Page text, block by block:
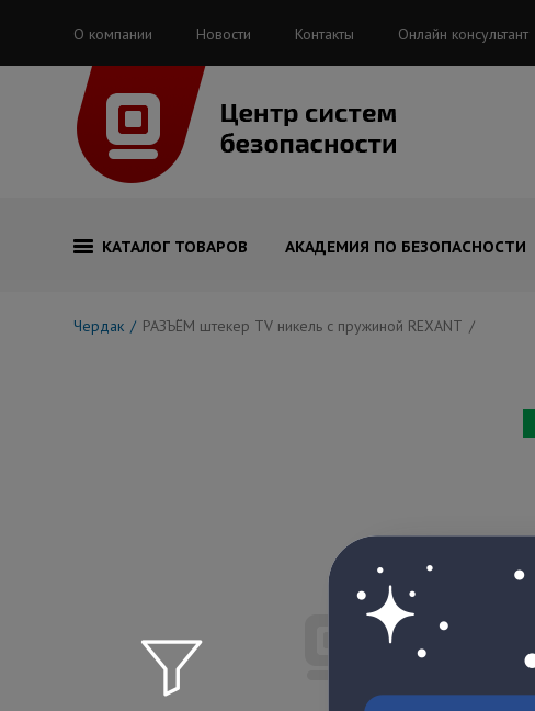
О компании Новости Контакты Онлайн консультант
КАТАЛОГ ТОВАРОВ АКАДЕМИЯ ПО БЕЗОПАСНОСТИ
Чердак РАЗЪЁМ штекер TV никель c пружиной REXANT